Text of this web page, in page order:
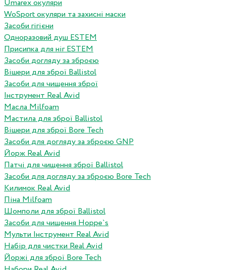
Umarex окуляри
WoSport окуляри та захисні маски
Засоби гігієни
Одноразовий душ ESTEM
Присипка для ніг ESTEM
Засоби догляду за зброєю
Вішери для зброї Ballistol
Засоби для чищення зброї
Інструмент Real Avid
Масла Milfoam
Мастила для зброї Ballistol
Вішери для зброї Bore Tech
Засоби для догляду за зброєю GNP
Йорж Real Avid
Патчі для чищення зброї Ballistol
Засоби для догляду за зброєю Bore Tech
Килимок Real Avid
Піна Milfoam
Шомполи для зброї Ballistol
Засоби для чищення Hoppe`s
Мульти Інструмент Real Avid
Набір для чистки Real Avid
Йоржі для зброї Bore Tech